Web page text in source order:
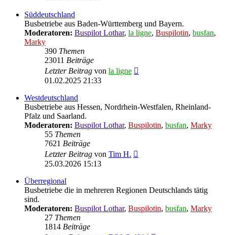
Süddeutschland
Busbetriebe aus Baden-Württemberg und Bayern.
Moderatoren: Buspilot Lothar, la ligne, Buspilotin, busfan,
Marky
390 Themen
23011 Beiträge
Letzter Beitrag von la ligne
01.02.2025 21:33
Westdeutschland
Busbetriebe aus Hessen, Nordrhein-Westfalen, Rheinland-
Pfalz und Saarland.
Moderatoren: Buspilot Lothar, Buspilotin, busfan, Marky
55 Themen
7621 Beiträge
Letzter Beitrag von Tim H.
25.03.2026 15:13
Überregional
Busbetriebe die in mehreren Regionen Deutschlands tätig
sind.
Moderatoren: Buspilot Lothar, Buspilotin, busfan, Marky
27 Themen
1814 Beiträge